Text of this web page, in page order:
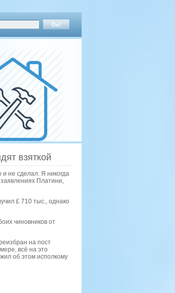
взяткой
не сделал. Я никогда
Платини,
£ 710 тыс., однако
чиновников от
на пост
всё на это
об этом исполкому